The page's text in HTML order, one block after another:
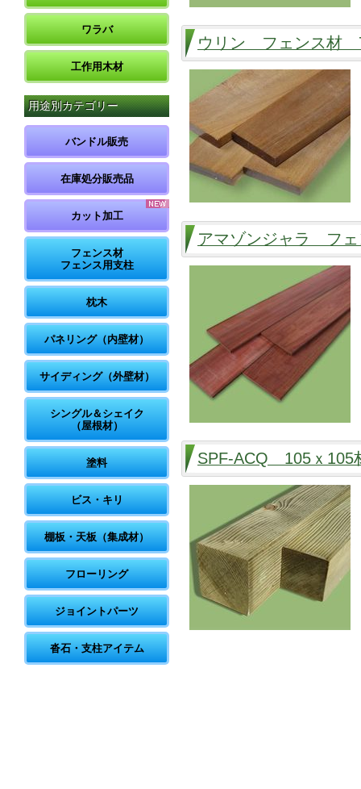
ワラバ
工作用木材
用途別カテゴリー
バンドル販売
在庫処分販売品
カット加工
フェンス材
フェンス用支柱
枕木
パネリング（内壁材）
サイディング（外壁材）
シングル＆シェイク
（屋根材）
塗料
ビス・キリ
棚板・天板（集成材）
フローリング
ジョイントパーツ
沓石・支柱アイテム
ウリン フェンス材
アマゾンジャラ フ
SPF-ACQ 105ｘ